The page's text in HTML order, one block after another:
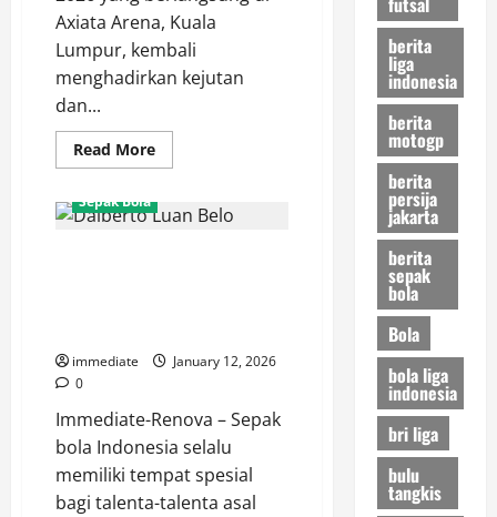
Axiata Arena, Kuala
Lumpur, kembali
menghadirkan kejutan
dan...
Read MoreRead
more
Open
2026:
Tersisa
Satu
Sepak Bola
immediate
January 12, 2026
0
Immediate-Renova – Sepak
bola Indonesia selalu
memiliki tempat spesial
bagi talenta-talenta asal
berita
liga
indonesia
berita
motogp
berita
persija
jakarta
berita
sepak
bola
Bola
bola liga
indonesia
bri liga
bulu
tangkis